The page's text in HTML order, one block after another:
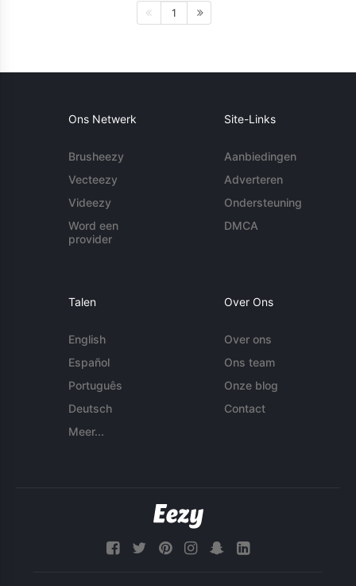
1
Ons Netwerk
Brusheezy
Vecteezy
Videezy
Word een
provider
Site-Links
Aanbiedingen
Adverteren
Ondersteuning
DMCA
Talen
English
Español
Português
Deutsch
Meer...
Over Ons
Over ons
Ons team
Onze blog
Contact